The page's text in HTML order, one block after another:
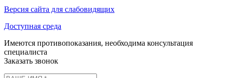
Версия сайта для слабовидящих
Доступная среда
Имеются противопоказания, необходима консультация
специалиста
Заказать звонок